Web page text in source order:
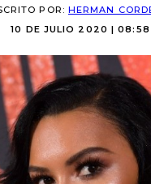
POR: HERMAN
10 DE JULIO 2020 | 08:58